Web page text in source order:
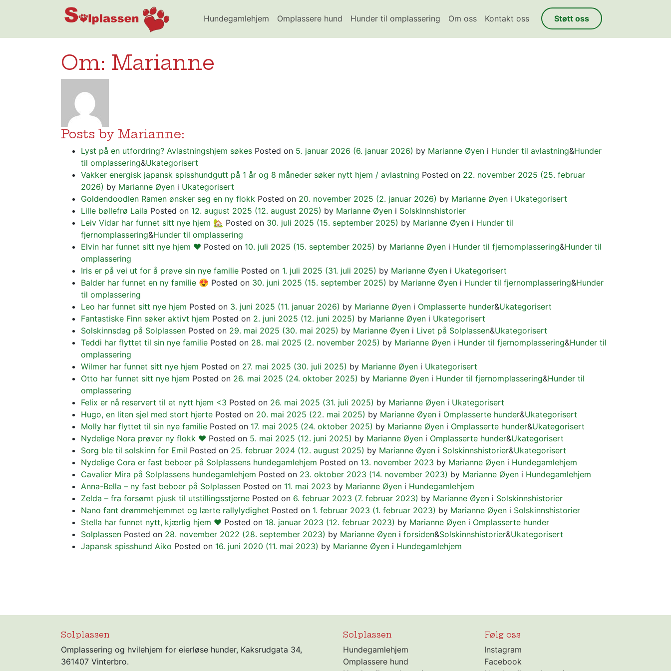
Hundegamlehjem Omplassere hund Hunder til omplassering Om oss Kontakt oss Støtt oss
Om: Marianne
Posts by Marianne:
Lyst på en utfordring? Avlastningshjem søkes Posted on 5. januar 2026 (6. januar 2026) by Marianne Øyen i Hunder til avlastning&Hunder
til omplassering&Ukategorisert
Vakker energisk japansk spisshundgutt på 1 år og 8 måneder søker nytt hjem / avlastning Posted on 22. november 2025 (25. februar
2026) by Marianne Øyen i Ukategorisert
Goldendoodlen Ramen ønsker seg en ny flokk Posted on 20. november 2025 (2. januar 2026) by Marianne Øyen i Ukategorisert
Lille bøllefrø Laila Posted on 12. august 2025 (12. august 2025) by Marianne Øyen i Solskinnshistorier
Leiv Vidar har funnet sitt nye hjem 🏡 Posted on 30. juli 2025 (15. september 2025) by Marianne Øyen i Hunder til
fjernomplassering&Hunder til omplassering
Elvin har funnet sitt nye hjem ❤️ Posted on 10. juli 2025 (15. september 2025) by Marianne Øyen i Hunder til fjernomplassering&Hunder til
omplassering
Iris er på vei ut for å prøve sin nye familie Posted on 1. juli 2025 (31. juli 2025) by Marianne Øyen i Ukategorisert
Balder har funnet en ny familie 😍 Posted on 30. juni 2025 (15. september 2025) by Marianne Øyen i Hunder til fjernomplassering&Hunder
til omplassering
Leo har funnet sitt nye hjem Posted on 3. juni 2025 (11. januar 2026) by Marianne Øyen i Omplasserte hunder&Ukategorisert
Fantastiske Finn søker aktivt hjem Posted on 2. juni 2025 (12. juni 2025) by Marianne Øyen i Ukategorisert
Solskinnsdag på Solplassen Posted on 29. mai 2025 (30. mai 2025) by Marianne Øyen i Livet på Solplassen&Ukategorisert
Teddi har flyttet til sin nye familie Posted on 28. mai 2025 (2. november 2025) by Marianne Øyen i Hunder til fjernomplassering&Hunder til
omplassering
Wilmer har funnet sitt nye hjem Posted on 27. mai 2025 (30. juli 2025) by Marianne Øyen i Ukategorisert
Otto har funnet sitt nye hjem Posted on 26. mai 2025 (24. oktober 2025) by Marianne Øyen i Hunder til fjernomplassering&Hunder til
omplassering
Felix er nå reservert til et nytt hjem <3 Posted on 26. mai 2025 (31. juli 2025) by Marianne Øyen i Ukategorisert
Hugo, en liten sjel med stort hjerte Posted on 20. mai 2025 (22. mai 2025) by Marianne Øyen i Omplasserte hunder&Ukategorisert
Molly har flyttet til sin nye familie Posted on 17. mai 2025 (24. oktober 2025) by Marianne Øyen i Omplasserte hunder&Ukategorisert
Nydelige Nora prøver ny flokk ❤️ Posted on 5. mai 2025 (12. juni 2025) by Marianne Øyen i Omplasserte hunder&Ukategorisert
Sorg ble til solskinn for Emil Posted on 25. februar 2024 (12. august 2025) by Marianne Øyen i Solskinnshistorier&Ukategorisert
Nydelige Cora er fast beboer på Solplassens hundegamlehjem Posted on 13. november 2023 by Marianne Øyen i Hundegamlehjem
Cavalier Mira på Solplassens hundegamlehjem Posted on 23. oktober 2023 (14. november 2023) by Marianne Øyen i Hundegamlehjem
Anna-Bella – ny fast beboer på Solplassen Posted on 11. mai 2023 by Marianne Øyen i Hundegamlehjem
Zelda – fra forsømt pjusk til utstillingsstjerne Posted on 6. februar 2023 (7. februar 2023) by Marianne Øyen i Solskinnshistorier
Nano fant drømmehjemmet og lærte rallylydighet Posted on 1. februar 2023 (1. februar 2023) by Marianne Øyen i Solskinnshistorier
Stella har funnet nytt, kjærlig hjem ❤️ Posted on 18. januar 2023 (12. februar 2023) by Marianne Øyen i Omplasserte hunder
Solplassen Posted on 28. november 2022 (28. september 2023) by Marianne Øyen i forsiden&Solskinnshistorier&Ukategorisert
Japansk spisshund Aiko Posted on 16. juni 2020 (11. mai 2023) by Marianne Øyen i Hundegamlehjem
Solplassen
Omplassering og hvilehjem for eierløse hunder, Kaksrudgata 34,
361407 Vinterbro.
Solplassen
Hundegamlehjem
Omplassere hund
Følg oss
Instagram
Facebook